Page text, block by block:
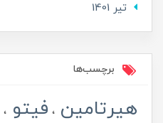
تير 1401
برچسب‌ها
هیرتامین فیتو